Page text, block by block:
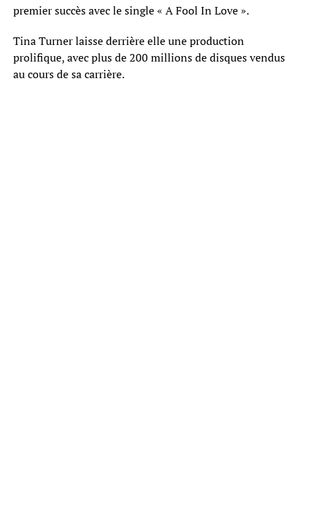
premier succès avec le single « A Fool In Love ».
Tina Turner laisse derrière elle une production
prolifique, avec plus de 200 millions de disques vendus
au cours de sa carrière.